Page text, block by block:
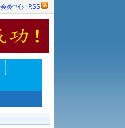
会员中心 RSS